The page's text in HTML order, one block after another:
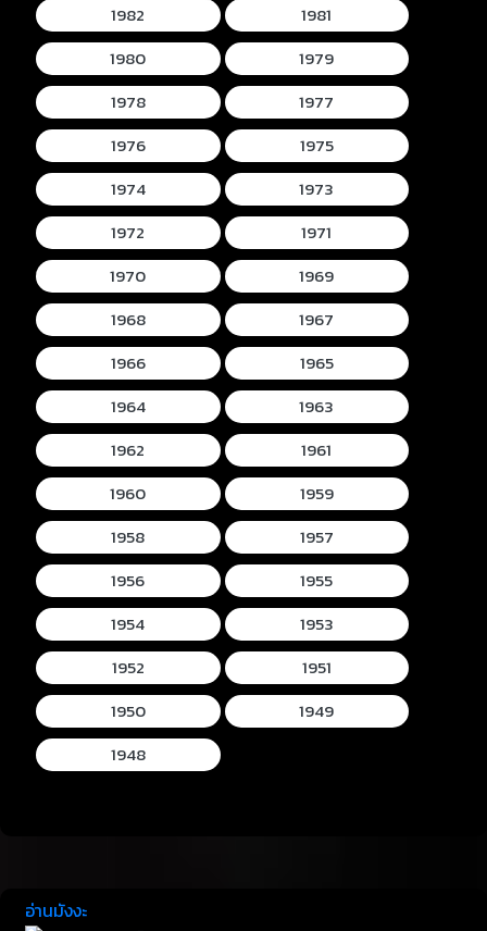
1982
1981
1980
1979
1978
1977
1976
1975
1974
1973
1972
1971
1970
1969
1968
1967
1966
1965
1964
1963
1962
1961
1960
1959
1958
1957
1956
1955
1954
1953
1952
1951
1950
1949
1948
อ่านมังงะ